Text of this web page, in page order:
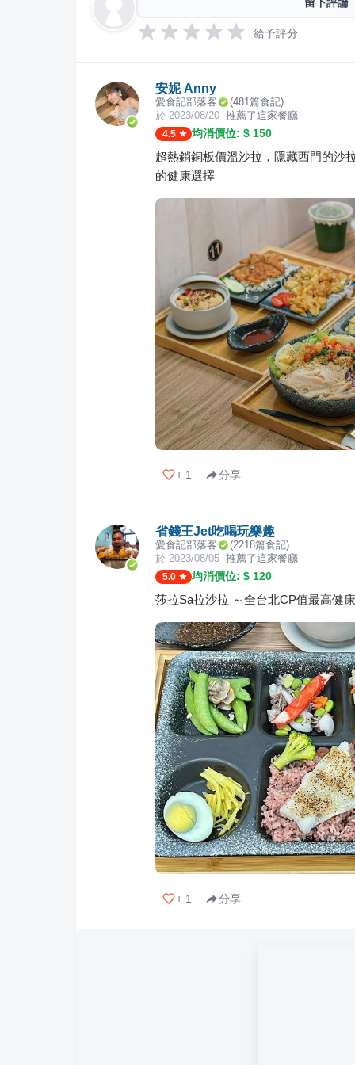
給予評分
安妮 Anny
愛食記部落客 (481 篇食記)
於 2023/08/20 推薦了這家餐廳
4.5 均消價位: $ 150
超熱銷銅板價溫沙拉，隱藏西門的沙
的健康選擇
+ 1 分享
省錢王Jet吃喝玩樂趣
愛食記部落客 (2218篇食記)
於 2023/08/05 推薦了這家餐廳
5.0 均消價位: $ 120
莎拉Sa拉沙拉 ～全台北CP值最高健
+ 1 分享